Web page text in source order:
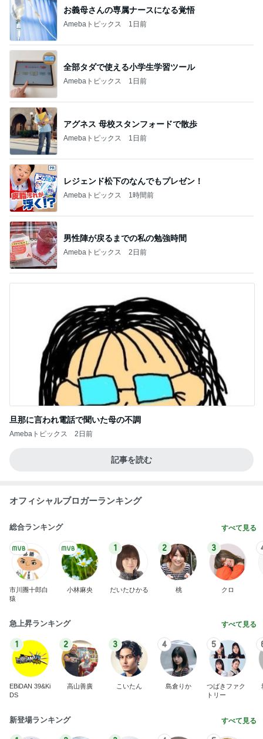
お義母さんの専属ナースになる覚悟
Amebaトピックス 1日前
全部タダで使える小学生学習ツール
Amebaトピックス 1日前
アグネス 母校スタンフォードで散歩
Amebaトピックス 1日前
レジェンド松下のなんでもプレゼン！
Amebaトピックス 1時間前
男性陣が戻るまでの私の勉強時間
Amebaトピックス 2日前
旦那に言われ電話で聞いた母の不調
Amebaトピックス 2日前
記事を読む
オフィシャルブロガーランキング
総合ランキング すべて見る
市川團十郎白
猿
小林麻央
1
だいたひかる
2
桃
3
クロ
急上昇ランキング すべて見る
1
EBiDAN 39&Ki
DS
2
高山善廣
3
こいたん
4
島倉りか
5
つばきファク
トリー
新登場ランキング すべて見る